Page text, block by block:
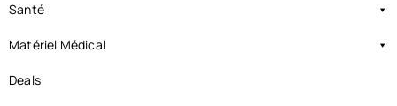
Santé
Matériel Médical
Deals